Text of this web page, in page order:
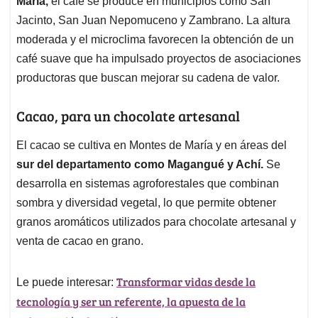
Jacinto, San Juan Nepomuceno y Zambrano. La altura
moderada y el microclima favorecen la obtención de un
café suave que ha impulsado proyectos de asociaciones
productoras que buscan mejorar su cadena de valor.
Cacao, para un chocolate artesanal
El cacao se cultiva en Montes de María y en áreas del
sur del departamento como Magangué y Achí. Se
desarrolla en sistemas agroforestales que combinan
sombra y diversidad vegetal, lo que permite obtener
granos aromáticos utilizados para chocolate artesanal y
venta de cacao en grano.
Le puede interesar: Transformar vidas desde la
tecnología y ser un referente, la apuesta de la